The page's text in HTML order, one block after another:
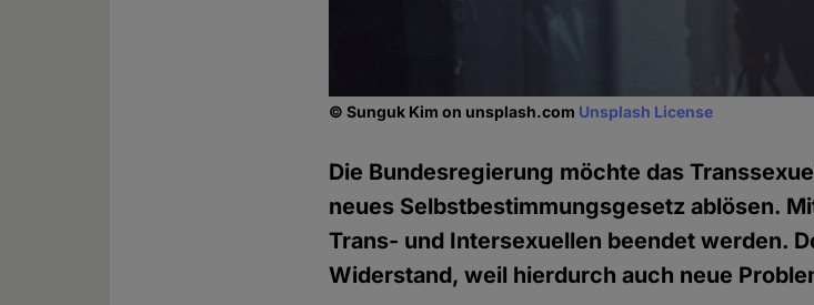
© Sunguk Kim on unsplash.com Unsplash License
Die Bundesregierung möchte das
neues Selbstbestimmungsgesetz ablösen.
Trans- und Intersexuellen beendet werden.
Widerstand, weil hierdurch auch neue